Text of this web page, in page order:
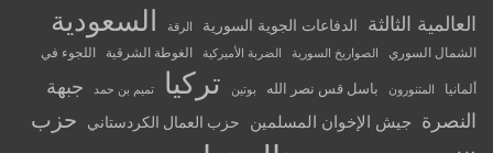
العالمية الثالثة
الدفاعات الجوية السورية الرقة السعودية
الشمال السوري الصواريخ السورية الضربة الأميركية الغوطة الشرقية اللجوء في
ألمانيا المتنورون باسل قس نصر الله بوتين تركيا تميم بن حمد
جبهة
النصرة
جيش الإخوان المسلمين حزب العمال الكردستاني
حزب